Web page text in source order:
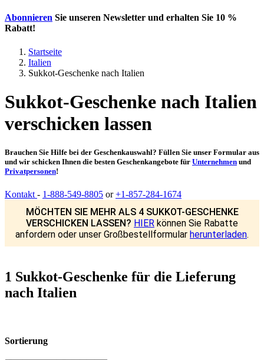
Abonnieren Sie unseren Newsletter und erhalten Sie 10 %
Rabatt!
Startseite
Italien
Sukkot-Geschenke nach Italien
Sukkot-Geschenke nach Italien
verschicken lassen
Brauchen Sie Hilfe bei der Geschenkauswahl? Füllen Sie unser Formular aus
und wir schicken Ihnen die besten Geschenkangebote für Unternehmen und
Privatpersonen!
Kontakt - 1-888-549-8805 or+1-857-284-1674
MÖCHTEN SIE MEHR ALS 4 SUKKOT-GESCHENKE
VERSCHICKEN LASSEN? HIER können Sie Rabatte
anfordern oder unser Großbestellformular herunterladen.
1 Sukkot-Geschenke für die Lieferung
nach Italien
Sortierung